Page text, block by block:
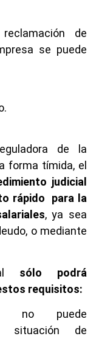
de
se puede
de la
forma tímida, el
judicial
rápido para la
, ya sea
o mediante
sólo podrá
requisitos:
no puede
situación de